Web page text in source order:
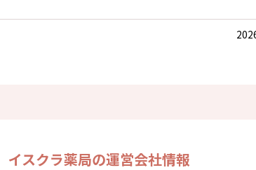
イスクラ薬局の運営会社情報